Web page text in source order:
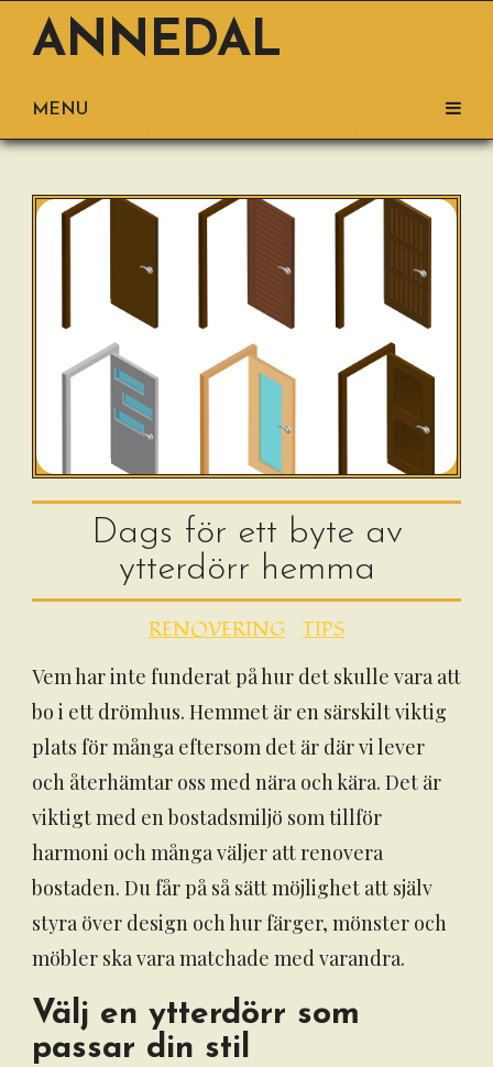
ANNEDAL
MENU
Dags för ett byte av
ytterdörr hemma
RENOVERING TIPS
Vem har inte funderat på hur det skulle vara att
bo i ett drömhus. Hemmet är en särskilt viktig
plats för många eftersom det är där vi lever
och återhämtar oss med nära och kära. Det är
viktigt med en bostadsmiljö som tillför
harmoni och många väljer att renovera
bostaden. Du får på så sätt möjlighet att själv
styra över design och hur färger, mönster och
möbler ska vara matchade med varandra.
Välj en ytterdörr som
passar din stil